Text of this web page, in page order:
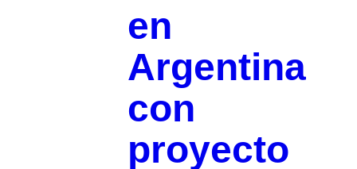
en
Argentina
con
proyecto